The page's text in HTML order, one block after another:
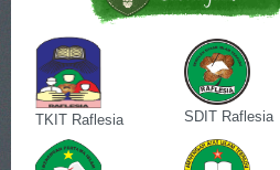
TKIT Raflesia SDIT Raflesia